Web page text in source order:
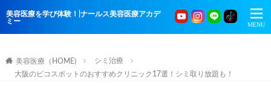
美容医療を学び体験！|ナールス美容医療アカデ
ミー
美容医療（HOME)
シミ治療
大阪のピコスポットのおすすめクリニック17選！シミ取り放題も！